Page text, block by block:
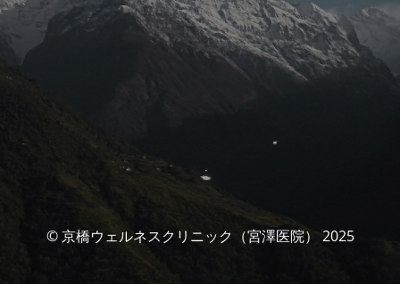
© 京橋ウェルネスクリニック（宮澤医院） 2025